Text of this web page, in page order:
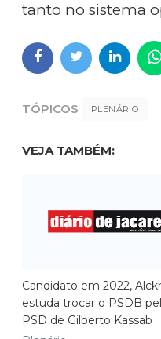
tanto no sistema
TÓPICOS PLENÁRIO
VEJA TAMBÉM:
Candidato em 2022,
estuda trocar o PSDB
PSD de Gilberto Kassab